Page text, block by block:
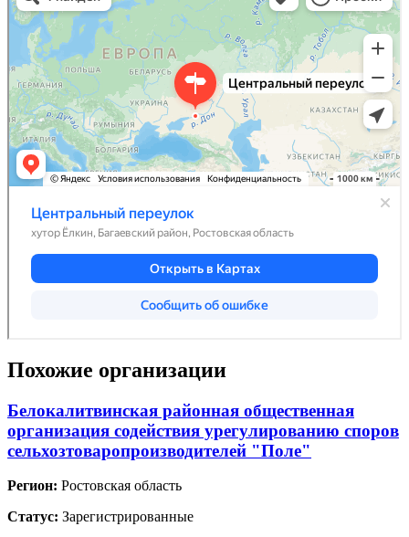
Похожие организации
Белокалитвинская районная общественная
организация содействия урегулированию споров
сельхозтоваропроизводителей "Поле"
Регион: Ростовская область
Статус: Зарегистрированные